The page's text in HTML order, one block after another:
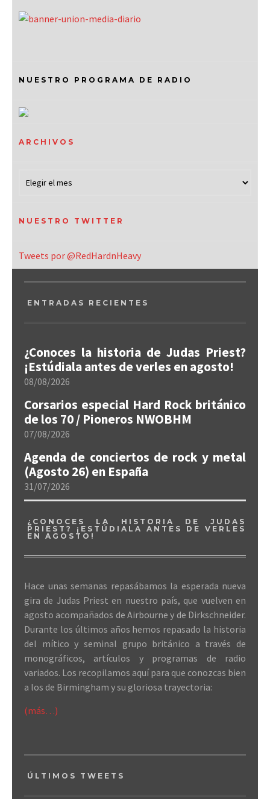
NUESTRO PROGRAMA DE RADIO
ARCHIVOS
NUESTRO TWITTER
Tweets por @RedHardnHeavy
ENTRADAS RECIENTES
¿Conoces la historia de Judas Priest?
¡Estúdiala antes de verles en agosto!
08/08/2026
Corsarios especial Hard Rock británico
de los 70 / Pioneros NWOBHM
07/08/2026
Agenda de conciertos de rock y metal
(Agosto 26) en España
31/07/2026
¿CONOCES LA HISTORIA DE JUDAS
PRIEST? ¡ESTÚDIALA ANTES DE VERLES
EN AGOSTO!
Hace unas semanas repasábamos la esperada nueva
gira de Judas Priest en nuestro país, que vuelven en
agosto acompañados de Airbourne y de Dirkschneider.
Durante los últimos años hemos repasado la historia
del mítico y seminal grupo británico a través de
monográficos, artículos y programas de radio
variados. Los recopilamos aquí para que conozcas bien
a los de Birmingham y su gloriosa trayectoria:
(más…)
ÚLTIMOS TWEETS